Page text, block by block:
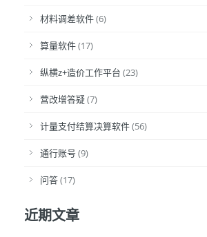
材料调差软件(6)
算量软件(17)
纵横z+造价工作平台 (23)
营改增答疑(7)
计量支付结算决算软件(56)
通行账号 (9)
问答(17)
近期文章